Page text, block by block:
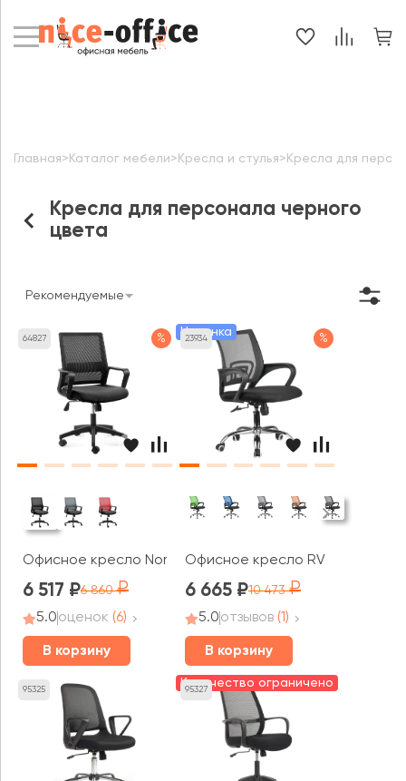
Кресла для персонала черного
цвета
Главная> Каталог мебели> Кресла и стулья> Кресла для
Рекомендуемые
64827 %
Офисное кресло Norden Бит LB
6 517 6 860
5.0оценок (6)
В корзину
23934
Новинка %
Офисное кресло RV ЧЕЙР Бон /
6 665 10 473
5.0отзывов (1)
В корзину
95325 95327
Количество ограничено